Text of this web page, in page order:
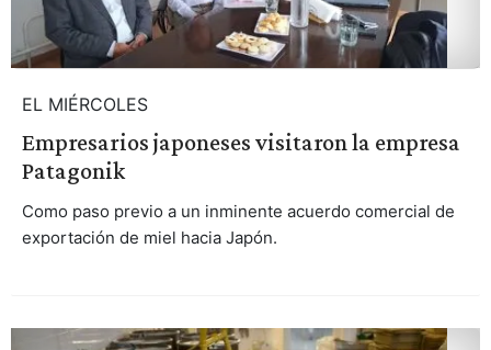
EL MIÉRCOLES
Empresarios japoneses visitaron la empresa
Patagonik
Como paso previo a un inminente acuerdo comercial de
exportación de miel hacia Japón.